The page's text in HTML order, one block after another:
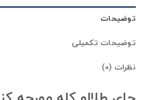
توضیحات
توضیحات تکمیلی
نظرات (0)